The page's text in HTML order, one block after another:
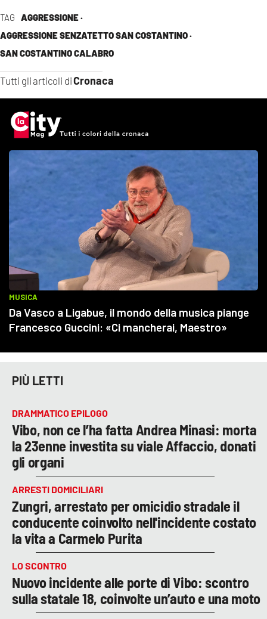
TAG
AGGRESSIONE ·
AGGRESSIONE SENZATETTO SAN COSTANTINO ·
SAN COSTANTINO CALABRO
Tutti gli articoli diCronaca
PIÙ LETTI
DRAMMATICO EPILOGO
Vibo, non ce l’ha fatta Andrea Minasi: morta
la 23enne investita su viale Affaccio, donati
gli organi
ARRESTI DOMICILIARI
Zungri, arrestato per omicidio stradale il
conducente coinvolto nell'incidente costato
la vita a Carmelo Purita
LO SCONTRO
Nuovo incidente alle porte di Vibo: scontro
sulla statale 18, coinvolte un’auto e una moto